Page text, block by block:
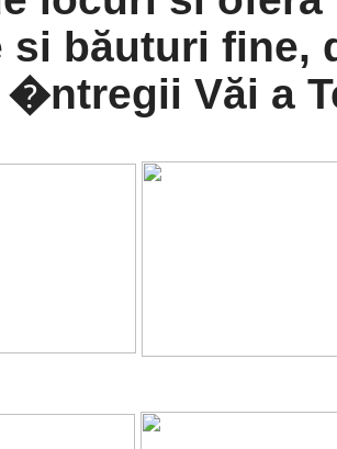
si băuturi fine,
Văi a